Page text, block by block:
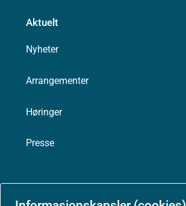
Aktuelt
Nyheter
Arrangementer
Høringer
Presse